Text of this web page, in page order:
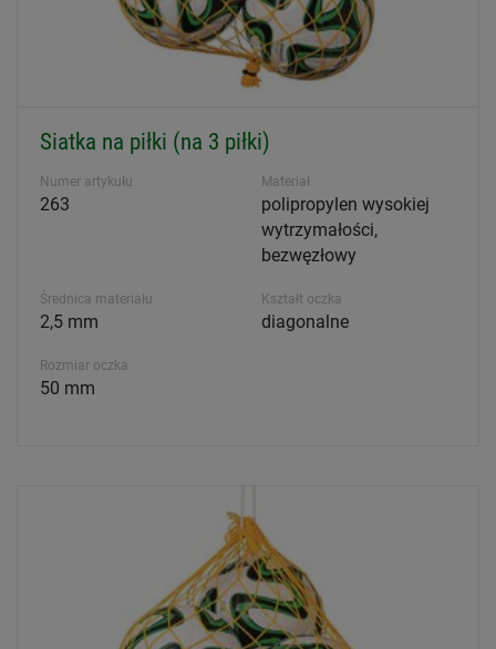
Siatka na piłki (na 3 piłki)
Numer artykułu
263
Materiał
polipropylen wysokiej
wytrzymałości,
bezwęzłowy
Średnica materiału
2,5 mm
Kształt oczka
diagonalne
Rozmiar oczka
50 mm